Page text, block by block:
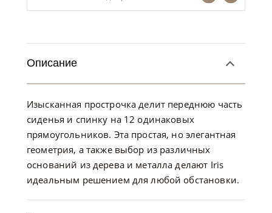
Описание
Изысканная прострочка делит переднюю часть
сиденья и спинку на 12 одинаковых
прямоугольников. Эта простая, но элегантная
геометрия, а также выбор из различных
оснований из дерева и металла делают Iris
идеальным решением для любой обстановки.